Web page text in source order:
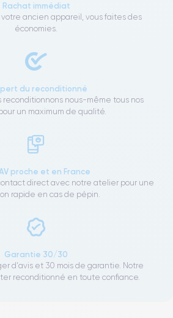
Rachat immédiat
ancien appareil, vous faites des
économies.
du reconditionné
reconditionnons nous-même tous nos
un maximum de qualité.
proche et en France
direct avec notre atelier pour une
rapide en cas de pépin.
Garantie 30/30
d'avis et 30 mois de garantie. Notre
reconditionné en toute confiance.